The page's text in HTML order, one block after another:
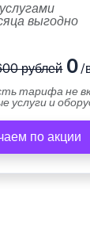
выгодно
рублей0/
тарифа не
услуги и
по акции